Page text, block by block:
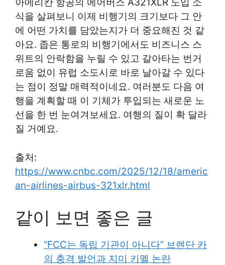
식을 살펴보니 이제 비행기의 크기보다 그 안
에 어떤 가치를 담았는지가 더 중요해진 것 같
아요. 좁은 통로의 비행기에서도 비즈니스 스
위트의 안락함을 누릴 수 있고 갈아타는 번거
로움 없이 유럽 소도시로 바로 날아갈 수 있다
는 점이 정말 매력적이네요. 여러분도 다음 여
행을 계획할 때 이 기체가 투입되는 새로운 노
선을 한 번 눈여겨보세요. 여행의 질이 확 달라
질 거예요.
출처:
https://www.cnbc.com/2025/12/18/americ
an-airlines-airbus-321xlr.html
같이 보면 좋은 글
“FCC는 독립 기관이 아니다” 브렌단 카
의 충격 발언과 지미 키멜 논란